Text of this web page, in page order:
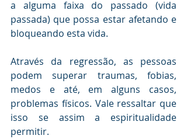
a alguma faixa do passado (vida
passada) que possa estar afetando e
bloqueando esta vida.
Através da regressão, as pessoas
podem superar traumas, fobias,
medos e até, em alguns casos,
problemas físicos. Vale ressaltar que
isso se assim a espiritualidade
permitir.